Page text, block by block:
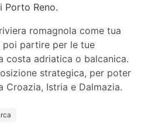
Porto Reno.
romagnola come tua
poi partire per le tue
costa adriatica o balcanica.
strategica, per poter
Croazia, Istria e Dalmazia.